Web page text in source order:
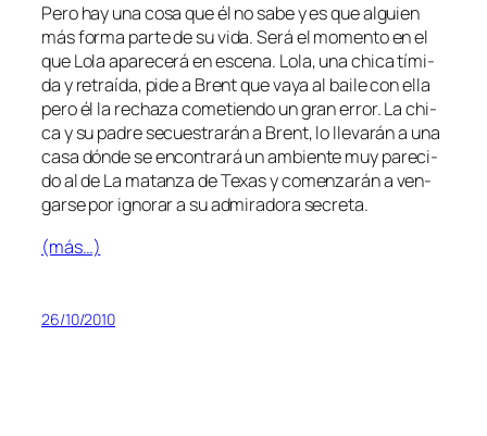
Pero hay una co­sa que él no sa­be y es que al­guien
más for­ma par­te de su vi­da. Será el mo­men­to en el
que Lola apa­re­ce­rá en es­ce­na. Lola, una chi­ca tí­mi­
da y re­traí­da, pi­de a Brent que va­ya al bai­le con ella
pe­ro él la re­cha­za co­me­tien­do un gran error. La chi­
ca y su pa­dre se­cues­tra­rán a Brent, lo lle­va­rán a una
ca­sa dón­de se en­con­tra­rá un am­bien­te muy pa­re­ci­
do al de La ma­tan­za de Texas y co­men­za­rán a ven­
gar­se por ig­no­rar a su ad­mi­ra­do­ra secreta.
(más…)
26/10/2010